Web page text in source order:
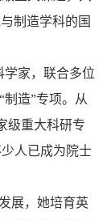
制造学科的国
学家，联合多位
制造”专项。从
级重大科研专
人已成为院士
展，她培育英